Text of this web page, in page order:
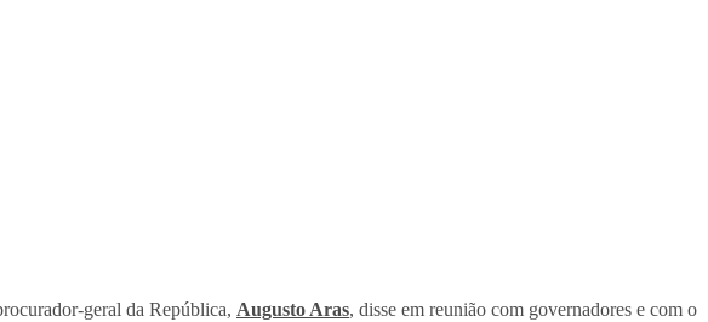
geral da República, Augusto Aras, disse em reunião com governadores e com o